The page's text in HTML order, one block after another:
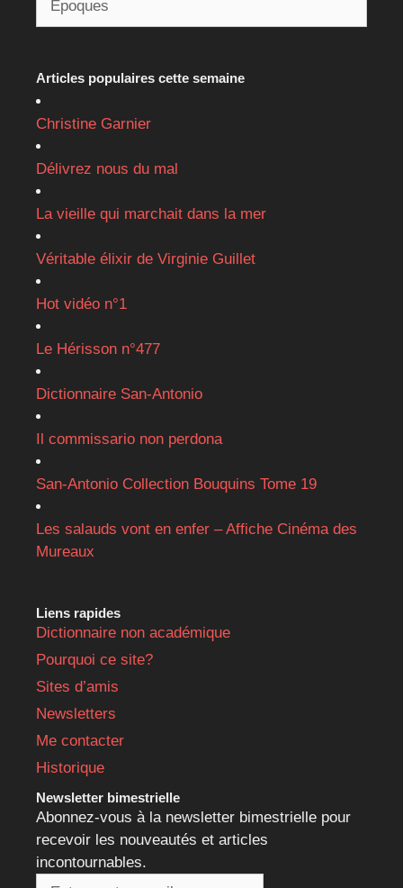
Articles populaires cette semaine
Christine Garnier
Délivrez nous du mal
La vieille qui marchait dans la mer
Véritable élixir de Virginie Guillet
Hot vidéo n°1
Le Hérisson n°477
Dictionnaire San-Antonio
Il commissario non perdona
San-Antonio Collection Bouquins Tome 19
Les salauds vont en enfer – Affiche Cinéma des
Mureaux
Liens rapides
Dictionnaire non académique
Pourquoi ce site?
Sites d’amis
Newsletters
Me contacter
Historique
Newsletter bimestrielle
Abonnez-vous à la newsletter bimestrielle pour
recevoir les nouveautés et articles
incontournables.